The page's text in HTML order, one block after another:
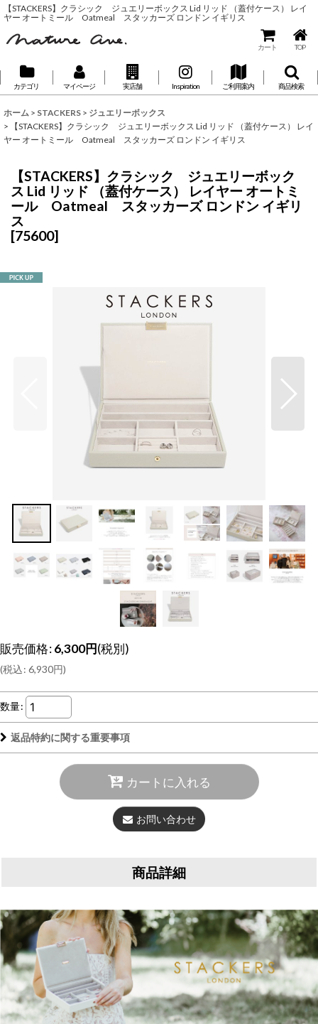
【STACKERS】クラシック ジュエリーボックス Lid リッド （蓋付ケース） レイ
ヤー オートミール Oatmeal スタッカーズ ロンドン イギリス
カート TOP
カテゴリ マイページ 実店舗 Inspiration ご利用案内 商品検索
ホーム > STACKERS > ジュエリーボックス
>
【STACKERS】クラシック ジュエリーボックス Lid リッド （蓋付ケース） レイ
ヤー オートミール Oatmeal スタッカーズ ロンドン イギリス
【STACKERS】クラシック ジュエリーボック
ス Lid リッド （蓋付ケース） レイヤー オートミ
ール Oatmeal スタッカーズ ロンドン イギリ
ス
[75600]
販売価格:6,300円(税別)
(税込: 6,930円)
数量:
返品特約に関する重要事項
カートに入れる
お問い合わせ
商品詳細